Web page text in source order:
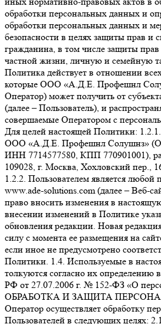
обработки персональных данных и
обработки персональных данных и
безопасности в целях защиты прав и
гражданина, в том числе защиты
частной жизни, личную и семейную
Политика действует в отношении
которые ООО «А.Д.Е. Профешнл
Оператор) может получить от
(далее – Пользователь), и
совершаемые Оператором с
Для целей настоящей Политики:
ООО «А.Д.Е. Профешнл Солушнз»
ИНН 7714577580, КПП 770901001),
109028, г. Москва, Хохловский пер.,
1.2.2. Пользователем является любой
www.ade-solutions.com (далее – Веб-
право вносить изменения в
внесении изменений в Политике
обновления редакции. Новая
силу с момента ее размещения на
если иное не предусмотрено
Политики. 1.4. Используемые в
толкуются согласно их определению
РФ от 27.07.2006 г. № 152-ФЗ «О
ОБРАБОТКА И ЗАЩИТА
Оператор осуществляет обработку
Пользователей в следующих целях: